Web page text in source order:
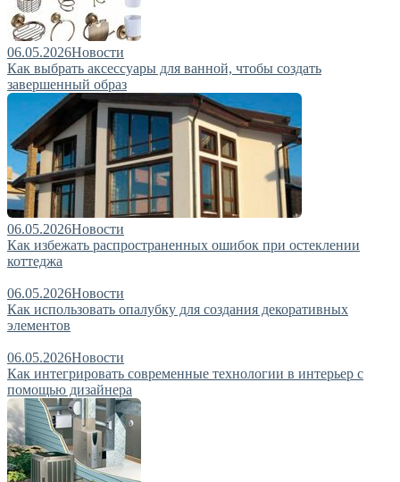
06.05.2026Новости
Как выбрать аксессуары для ванной, чтобы создать
завершенный образ
06.05.2026Новости
Как избежать распространенных ошибок при остеклении
коттеджа
06.05.2026Новости
Как использовать опалубку для создания декоративных
элементов
06.05.2026Новости
Как интегрировать современные технологии в интерьер с
помощью дизайнера